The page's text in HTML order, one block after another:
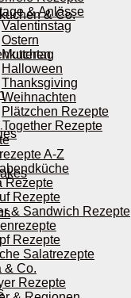
& Co.
& Anlässe
Valentinstag
Ostern
Muttertag
Halloween
Thanksgiving
Weihnachten
Plätzchen Rezepte
Together Rezepte
A-Z
Rezepte
Rezepte
& Sandwich Rezepte
Rezepte
Salatrezepte
& Co.
Rezepte